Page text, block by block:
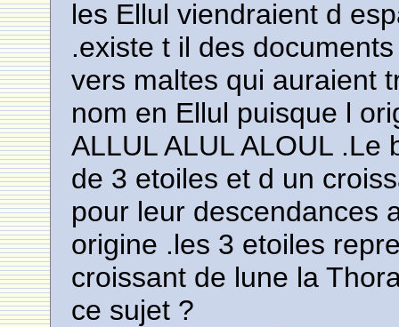
les Ellul viendraient d
.existe t il des
vers maltes qui auraient
nom en Ellul puisque l
ALLUL ALUL ALOUL
de 3 etoiles et d un
pour leur descendances
origine .les 3 etoiles
croissant de lune la
ce sujet ?